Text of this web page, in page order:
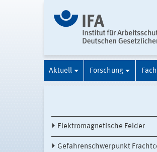
Aktuell Forschung
Elektromagnetische Felder
Gefahrenschwerpunkt